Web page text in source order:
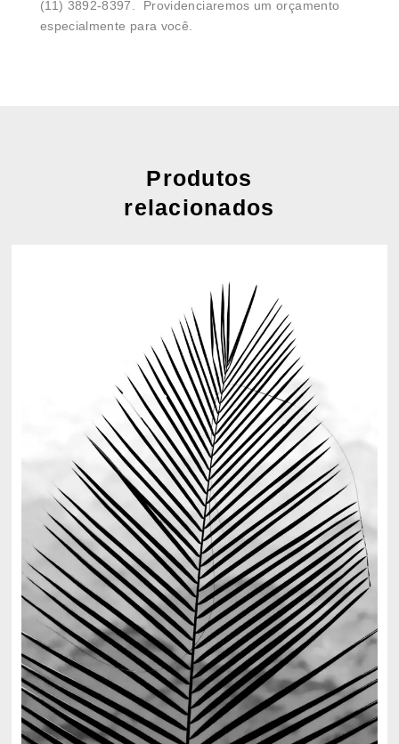
(11) 3892-8397. Providenciaremos um orçamento
especialmente para você.
Produtos
relacionados